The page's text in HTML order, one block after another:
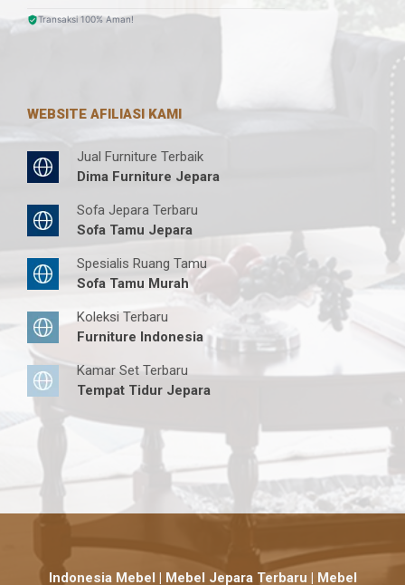
Transaksi 100% Aman!
WEBSITE AFILIASI KAMI
Jual Furniture Terbaik
Dima Furniture Jepara
Sofa Jepara Terbaru
Sofa Tamu Jepara
Spesialis Ruang Tamu
Sofa Tamu Murah
Koleksi Terbaru
Furniture Indonesia
Kamar Set Terbaru
Tempat Tidur Jepara
Indonesia Mebel | Mebel Jepara Terbaru | Mebel